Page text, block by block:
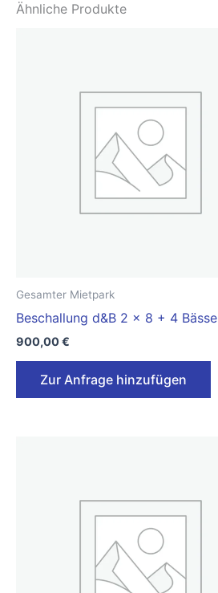
Ähnliche Produkte
Gesamter Mietpark
Beschallung d&B 2 x 8 + 4 Bässe
900,00€
Zur Anfrage hinzufügen